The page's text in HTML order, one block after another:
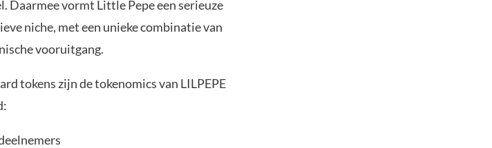
Daarmee vormt Little Pepe een serieuze
niche, met een unieke combinatie van
vooruitgang.
tokens zijn de tokenomics van LILPEPE